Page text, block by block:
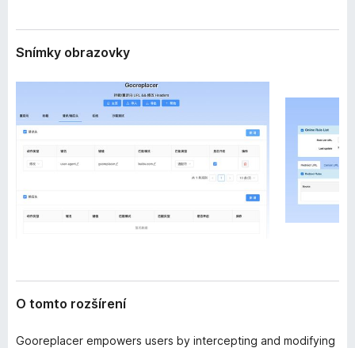
a
r
e
f
o
a
Snímky obrazovky
O tomto rozšírení
Gooreplacer empowers users by intercepting and modifying